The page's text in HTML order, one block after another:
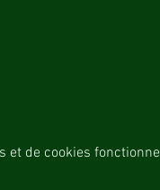
et de cookies